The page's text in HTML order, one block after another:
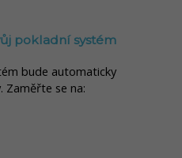
pokladní systém
bude automaticky
Zaměřte se na: